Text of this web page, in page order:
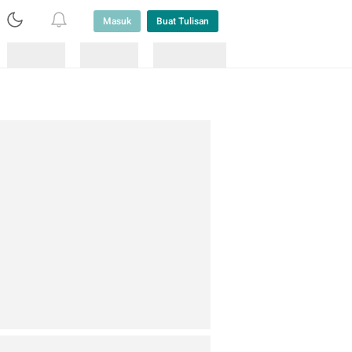
Masuk Buat Tulisan